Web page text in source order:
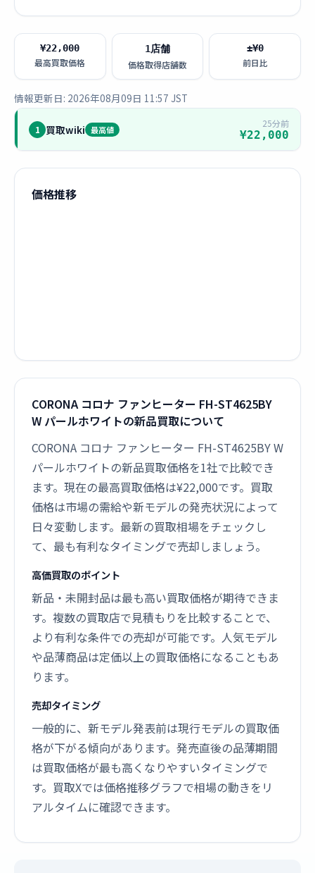
¥22,000
最高買取価格
1店舗
価格取得店舗数
±¥0
前日比
情報更新日: 2026年08月09日 11:57 JST
1 買取wiki 最高値
25分前
¥22,000
価格推移
CORONA コロナ ファンヒーター FH-ST4625BY
W パールホワイトの新品買取について
CORONA コロナ ファンヒーター FH-ST4625BY W
パールホワイトの新品買取価格を1社で比較でき
ます。現在の最高買取価格は¥22,000です。買取
価格は市場の需給や新モデルの発売状況によって
日々変動します。最新の買取相場をチェックし
て、最も有利なタイミングで売却しましょう。
高価買取のポイント
新品・未開封品は最も高い買取価格が期待できま
す。複数の買取店で見積もりを比較することで、
より有利な条件での売却が可能です。人気モデル
や品薄商品は定価以上の買取価格になることもあ
ります。
売却タイミング
一般的に、新モデル発表前は現行モデルの買取価
格が下がる傾向があります。発売直後の品薄期間
は買取価格が最も高くなりやすいタイミングで
す。買取Xでは価格推移グラフで相場の動きをリ
アルタイムに確認できます。